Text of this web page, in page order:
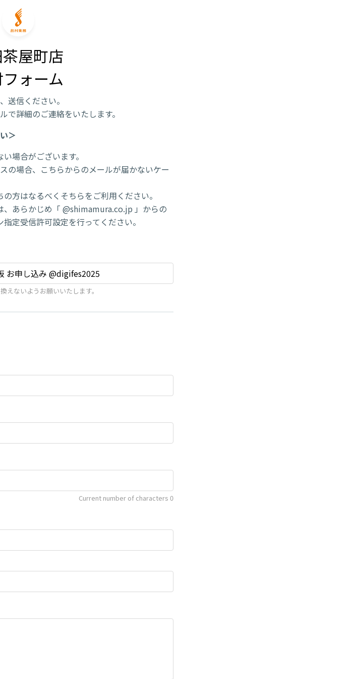
屋町店
ォーム
送信ください。
詳細のご連絡をいたします。
＞
場合がございます。
の場合、こちらからのメールが届かないケー
方はなるべくそちらをご利用ください。
あらかじめ「 @shimamura.co.jp 」からの
定受信許可設定を行ってください。
えないようお願いいたします。
Current number of characters 0